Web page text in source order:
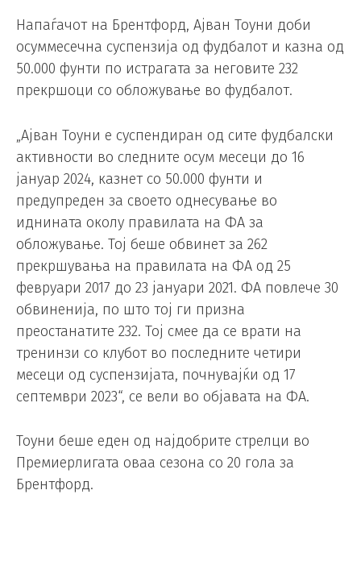
Напаѓачот на Брентфорд, Ајван Тоуни доби
осуммесечна суспензија од фудбалот и казна од
50.000 фунти по истрагата за неговите 232
прекршоци со обложување во фудбалот.
„Ајван Тоуни е суспендиран од сите фудбалски
активности во следните осум месеци до 16
јануар 2024, казнет со 50.000 фунти и
предупреден за своето однесување во
иднината околу правилата на ФА за
обложување. Тој беше обвинет за 262
прекршувања на правилата на ФА од 25
февруари 2017 до 23 јануари 2021. ФА повлече 30
обвиненија, по што тој ги призна
преостанатите 232. Тој смее да се врати на
тренинзи со клубот во последните четири
месеци од суспензијата, почнувајќи од 17
септември 2023“, се вели во објавата на ФА.
Тоуни беше еден од најдобрите стрелци во
Премиерлигата оваа сезона со 20 гола за
Брентфорд.